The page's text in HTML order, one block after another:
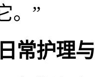
。”
常护理